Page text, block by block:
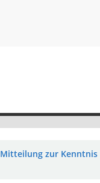
Mitteilung zur Kenntnis